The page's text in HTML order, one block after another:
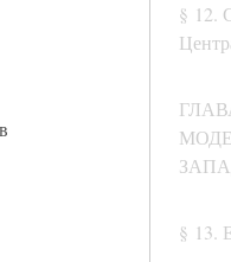
§ 12.
§ 13.